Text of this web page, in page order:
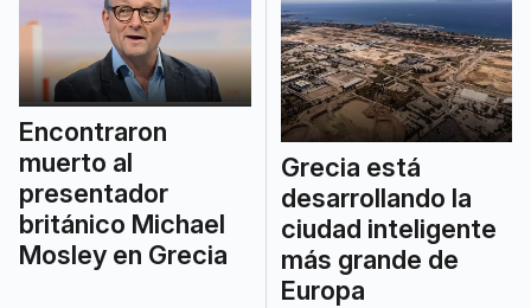
Encontraron
muerto al
presentador
británico Michael
Mosley en Grecia
Grecia está
desarrollando la
ciudad inteligente
más grande de
Europa